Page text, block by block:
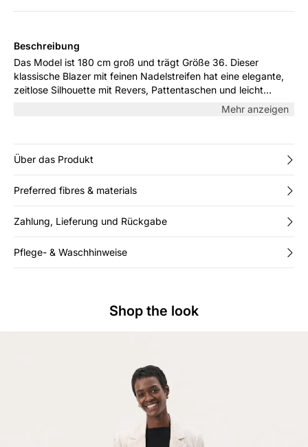
Beschreibung
Das Model ist 180 cm groß und trägt Größe 36. Dieser
klassische Blazer mit feinen Nadelstreifen hat eine elegante,
zeitlose Silhouette mit Revers, Pattentaschen und leicht
taillierter Passform. Der strukturierte Stoff macht ihn ideal fürs
Büro oder als stilvolle Ergänzung zur Alltagsgarderobe –
Mehr anzeigen
Über das Produkt
Preferred fibres & materials
Zahlung, Lieferung und Rückgabe
Pflege- & Waschhinweise
Shop the look